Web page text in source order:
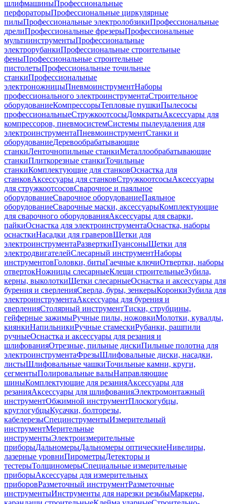
шлифмашиныПрофессиональные
перфораторыПрофессиональные циркулярные
пилыПрофессиональные электролобзикиПрофессиональные
дрелиПрофессиональные фрезерыПрофессиональные
мультиинструментыПрофессиональные
электрорубанкиПрофессиональные строительные
феныПрофессиональные строительные
пистолетыПрофессиональные точильные
станкиПрофессиональные
электроножницыПневмоинструментНаборы
профессионального электроинструментаСтроительное
оборудованиеКомпрессорыТепловые пушкиПылесосы
профессиональныеСтружкоотсосыДомкратыАксессуары для
компрессоров, пневмосистемСистемы пылеудаления для
электроинструментаПневмоинструментСтанки и
оборудованиеДеревообрабатывающие
станкиЛенточнопильные станкиМеталлообрабатывающие
станкиПлиткорезные станкиТочильные
станкиКомплектующие для станковОснастка для
станковАксессуары для станковСтружкоотсосыАксессуары
для стружкоотсосовСварочное и паяльное
оборудованиеСварочное оборудованиеПаяльное
оборудованиеСварочные маски, аксессуарыКомплектующие
для сварочного оборудованияАксессуары для сварки,
пайкиОснастка для электроинструментаОснастка, наборы
оснасткиНасадки для граверовЩетки для
электроинструментаРазверткиПуансоныЩетки для
электродвигателейСлесарный инструментНаборы
инструментовГоловки, битыГаечные ключиОтвертки, наборы
отвертокНожницы слесарныеКлещи строительныеЗубила,
керны, выколоткиЩетки слесарныеОснастка и аксессуары для
бурения и сверленияСверла, буры, зенкерыКоронкиЗубила для
электроинструментаАксессуары для бурения и
сверленияСтолярный инструментТиски, струбцины,
гейферные зажимыРучные пилы, ножовкиМолотки, кувалды,
киянкиНапильникиРучные стамескиРубанки, рашпили
ручныеОснастка и аксессуары для резания и
шлифованияОтрезные, пильные дискиПильные полотна для
электроинструментаФрезыШлифовальные диски, насадки,
листыШлифовальные чашкиТочильные камни, круги,
сегментыПолировальные валыНаправляющие
шиныКомплектующие для резанияАксессуары для
резанияАксессуары для шлифованияЭлектромонтажный
инструментОбжимной инструментПлоскогубцы,
круглогубцыКусачки, болторезы,
кабелерезыСпецинструментыИзмерительный
инструментМерительные
инструментыЭлектроизмерительные
приборыДальномерыДальномеры оптическиеНивелиры,
лазерные уровниПирометрыДетекторы и
тестерыТолщиномерыСпециальные измерительные
приборыАксессуары для измерительных
приборовРазметочный инструментРазметочные
инструментыИнструменты для нарезки резьбыМаркеры,